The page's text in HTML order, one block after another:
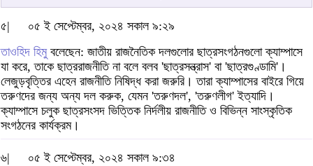
৫|
০৫ ই সেপ্টেম্বর, ২০২৪ সকাল ৯:২৯
তাওহিদ হিমুবলেছেন: জাতীয় রাজনৈতিক দলগুলোর ছাত্রসংগঠনগুলো ক্যাম্পাসে
যা করে, তাকে ছাত্ররাজনীতি না বলে বলব 'ছাত্রসন্ত্রাস' বা 'ছাত্রগুণ্ডামি'।
লেজুড়বৃত্তির এহেন রাজনীতি নিষিদ্ধ করা জরুরি। তারা ক্যাম্পাসের বাইরে গিয়ে
তরুণদের জন্য অন্য দল করুক, যেমন 'তরুণদল', 'তরুণলীগ' ইত্যাদি।
ক্যাম্পাসে চলুক ছাত্রসংসদ ভিত্তিক নির্দলীয় রাজনীতি ও বিভিন্ন সাংস্কৃতিক
সংগঠনের কার্যক্রম।
৬|
০৫ ই সেপ্টেম্বর, ২০২৪ সকাল ৯:৩৪